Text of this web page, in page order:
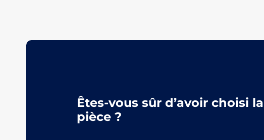
Êtes-vous sûr d’avoir choisi
pièce ?